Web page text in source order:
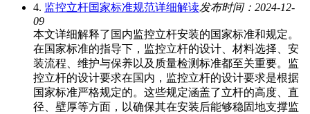
4. 监控立杆国家标准规范详细解读发布时间：2024-12-
09
本文详细解释了国内监控立杆安装的国家标准和规定。
在国家标准的指导下，监控立杆的设计、材料选择、安
装流程、维护与保养以及质量检测标准都至关重要。监
控立杆的设计要求在国内，监控立杆的设计要求是根据
国家标准严格规定的。这些规定涵盖了立杆的高度、直
径、壁厚等方面，以确保其在安装后能够稳固地支撑监